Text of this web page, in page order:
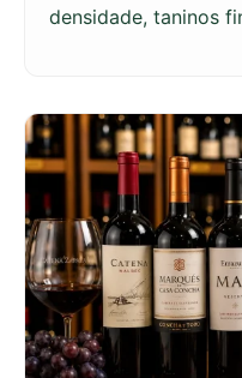
densidade, taninos